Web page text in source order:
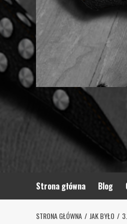
Strona główna Blog
STRONA GŁÓWNA JAK BYŁO